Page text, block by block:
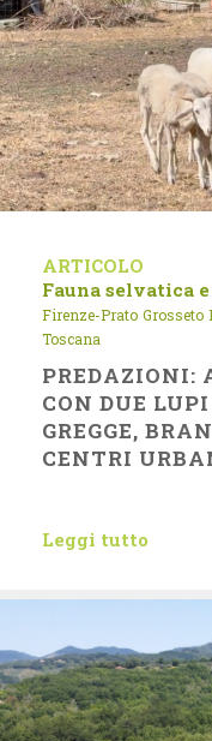
ARTICOLO
Fauna selvatica
Firenze-Prato Grosseto
Toscana
PREDAZIONI:
CON DUE
GREGGE,
CENTRI
Leggi tutto